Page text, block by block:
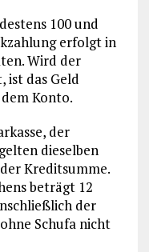
100 und
erfolgt in
Wird der
ist das Geld
Konto.
der
dieselben
Kreditsumme.
beträgt 12
der
Schufa nicht